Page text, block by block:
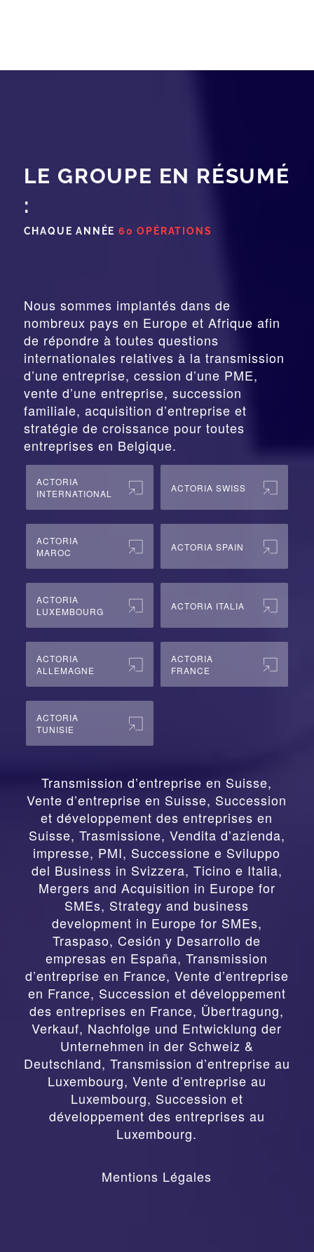
LE GROUPE EN RÉSUMÉ
:
CHAQUE ANNÉE 60 OPÉRATIONS
Nous sommes implantés dans de
nombreux pays en Europe et Afrique afin
de répondre à toutes questions
internationales relatives à la transmission
d’une entreprise, cession d’une PME,
vente d’une entreprise, succession
familiale, acquisition d’entreprise et
stratégie de croissance pour toutes
entreprises en Belgique.
ACTORIA
INTERNATIONAL
ACTORIA SWISS
ACTORIA
MAROC
ACTORIA SPAIN
ACTORIA
LUXEMBOURG
ACTORIA ITALIA
ACTORIA
ALLEMAGNE
ACTORIA
FRANCE
ACTORIA
TUNISIE
Transmission d’entreprise en Suisse,
Vente d’entreprise en Suisse, Succession
et développement des entreprises en
Suisse, Trasmissione, Vendita d’azienda,
impresse, PMI, Successione e Sviluppo
del Business in Svizzera, Ticino e Italia,
Mergers and Acquisition in Europe for
SMEs, Strategy and business
development in Europe for SMEs,
Traspaso, Cesión y Desarrollo de
empresas en España,Transmission
d’entreprise en France, Vente d’entreprise
en France, Succession et développement
des entreprises en France, Übertragung,
Verkauf, Nachfolge und Entwicklung der
Unternehmen in der Schweiz &
Deutschland, Transmission d’entreprise au
Luxembourg, Vente d’entreprise au
Luxembourg, Succession et
développement des entreprises au
Luxembourg.
Mentions Légales